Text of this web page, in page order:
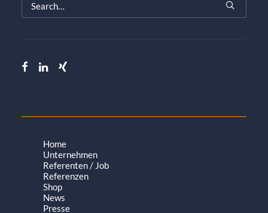
Home
Unternehmen
Referenten / Job
Referenzen
Shop
News
Presse